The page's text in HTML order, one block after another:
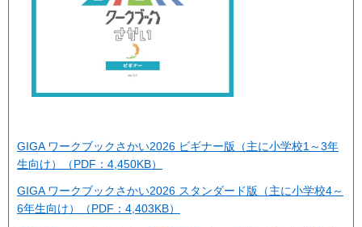
GIGA ワークブックさかい2026 ビギナー版（主に小学校1～3年
生向け）（PDF：4,450KB）
GIGA ワークブックさかい2026 スタンダード版（主に小学校4～
6年生向け）（PDF：4,403KB）